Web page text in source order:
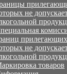
не
не
товаров